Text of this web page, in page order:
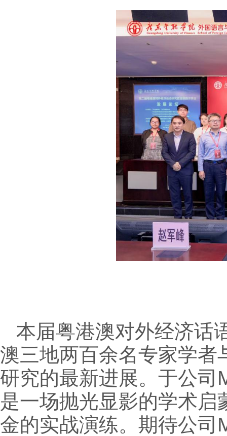
本届粤港澳对外经济话
澳三地两百余名专家学者
研究的最新进展。于公司
是一场抛光显影的学术
金的实战演练。期待公司